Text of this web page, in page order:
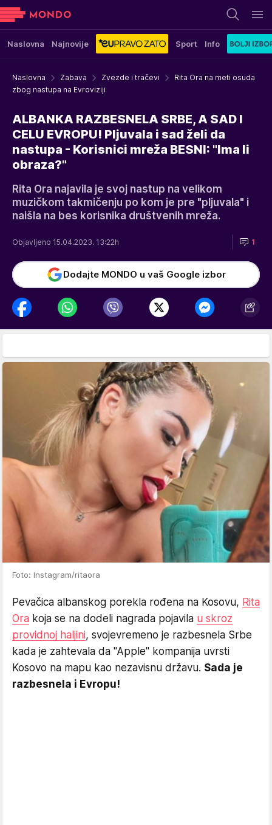
Naslovna Najnovije Sport Info
Naslovna Zabava Zvezde i tračevi
Rita Ora na meti osuda
zbog nastupa na Evroviziji
ALBANKA RAZBESNELA SRBE, A SAD I
CELU EVROPU! Pljuvala i sad želi da
nastupa - Korisnici mreža BESNI: "Ima li
obraza?"
Rita Ora najavila je svoj nastup na velikom
muzičkom takmičenju po kom je pre "pljuvala" i
naišla na bes korisnika društvenih mreža.
Objavljeno 15.04.2023. 13:22h 1
Dodajte MONDO u vaš Google izbor
Foto: Instagram/ritaora
Pevačica albanskog porekla rođena na Kosovu, Rita
Ora koja se na dodeli nagrada pojavila u skroz
providnoj haljini, svojevremeno je razbesnela Srbe
kada je zahtevala da "Apple" kompanija uvrsti
Kosovo na mapu kao nezavisnu državu. Sada je
razbesnela i Evropu!